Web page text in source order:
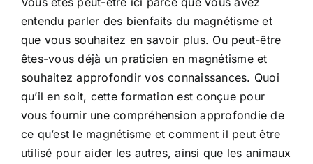
entendu parler des bienfaits du magnétisme et
que vous souhaitez en savoir plus. Ou peut-être
êtes-vous déjà un praticien en magnétisme et
souhaitez approfondir vos connaissances. Quoi
qu’il en soit, cette formation est conçue pour
vous fournir une compréhension approfondie de
ce qu’est le magnétisme et comment il peut être
utilisé pour aider les autres, ainsi que les animaux